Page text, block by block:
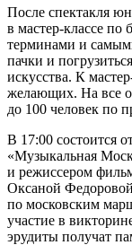
После спектакля
в мастер-классе по
терминами и
пачки и
искусства. К
желающих. На все
до 100 человек по
В 17:00 состоится
«Музыкальная
и режиссером
Оксаной
по московским
участие в
эрудиты получат